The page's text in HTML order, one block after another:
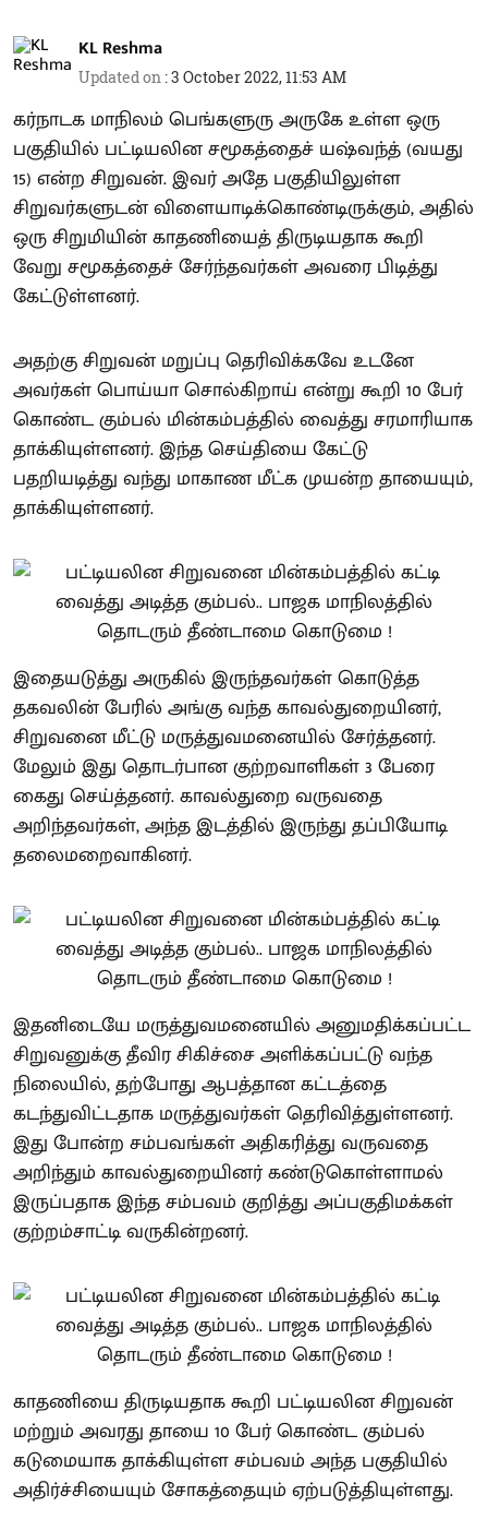
KL Reshma
Updated on :3 October 2022, 11:53 AM
கர்நாடக மாநிலம் பெங்களுரு அருகே உள்ள ஒரு
பகுதியில் பட்டியலின சமூகத்தைச் யஷ்வந்த் (வயது
15) என்ற சிறுவன். இவர் அதே பகுதியிலுள்ள
சிறுவர்களுடன் விளையாடிக்கொண்டிருக்கும், அதில்
ஒரு சிறுமியின் காதணியைத் திருடியதாக கூறி
வேறு சமூகத்தைச் சேர்ந்தவர்கள் அவரை பிடித்து
கேட்டுள்ளனர்.
அதற்கு சிறுவன் மறுப்பு தெரிவிக்கவே உடனே
அவர்கள் பொய்யா சொல்கிறாய் என்று கூறி 10 பேர்
கொண்ட கும்பல் மின்கம்பத்தில் வைத்து சரமாரியாக
தாக்கியுள்ளனர். இந்த செய்தியை கேட்டு
பதறியடித்து வந்து மாகாண மீட்க முயன்ற தாயையும்,
தாக்கியுள்ளனர்.
இதையடுத்து அருகில் இருந்தவர்கள் கொடுத்த
தகவலின் பேரில் அங்கு வந்த காவல்துறையினர்,
சிறுவனை மீட்டு மருத்துவமனையில் சேர்த்தனர்.
மேலும் இது தொடர்பான குற்றவாளிகள் 3 பேரை
கைது செய்த்தனர். காவல்துறை வருவதை
அறிந்தவர்கள், அந்த இடத்தில் இருந்து தப்பியோடி
தலைமறைவாகினர்.
இதனிடையே மருத்துவமனையில் அனுமதிக்கப்பட்ட
சிறுவனுக்கு தீவிர சிகிச்சை அளிக்கப்பட்டு வந்த
நிலையில், தற்போது ஆபத்தான கட்டத்தை
கடந்துவிட்டதாக மருத்துவர்கள் தெரிவித்துள்ளனர்.
இது போன்ற சம்பவங்கள் அதிகரித்து வருவதை
அறிந்தும் காவல்துறையினர் கண்டுகொள்ளாமல்
இருப்பதாக இந்த சம்பவம் குறித்து அப்பகுதிமக்கள்
குற்றம்சாட்டி வருகின்றனர்.
காதணியை திருடியதாக கூறி பட்டியலின சிறுவன்
மற்றும் அவரது தாயை 10 பேர் கொண்ட கும்பல்
கடுமையாக தாக்கியுள்ள சம்பவம் அந்த பகுதியில்
அதிர்ச்சியையும் சோகத்தையும் ஏற்படுத்தியுள்ளது.